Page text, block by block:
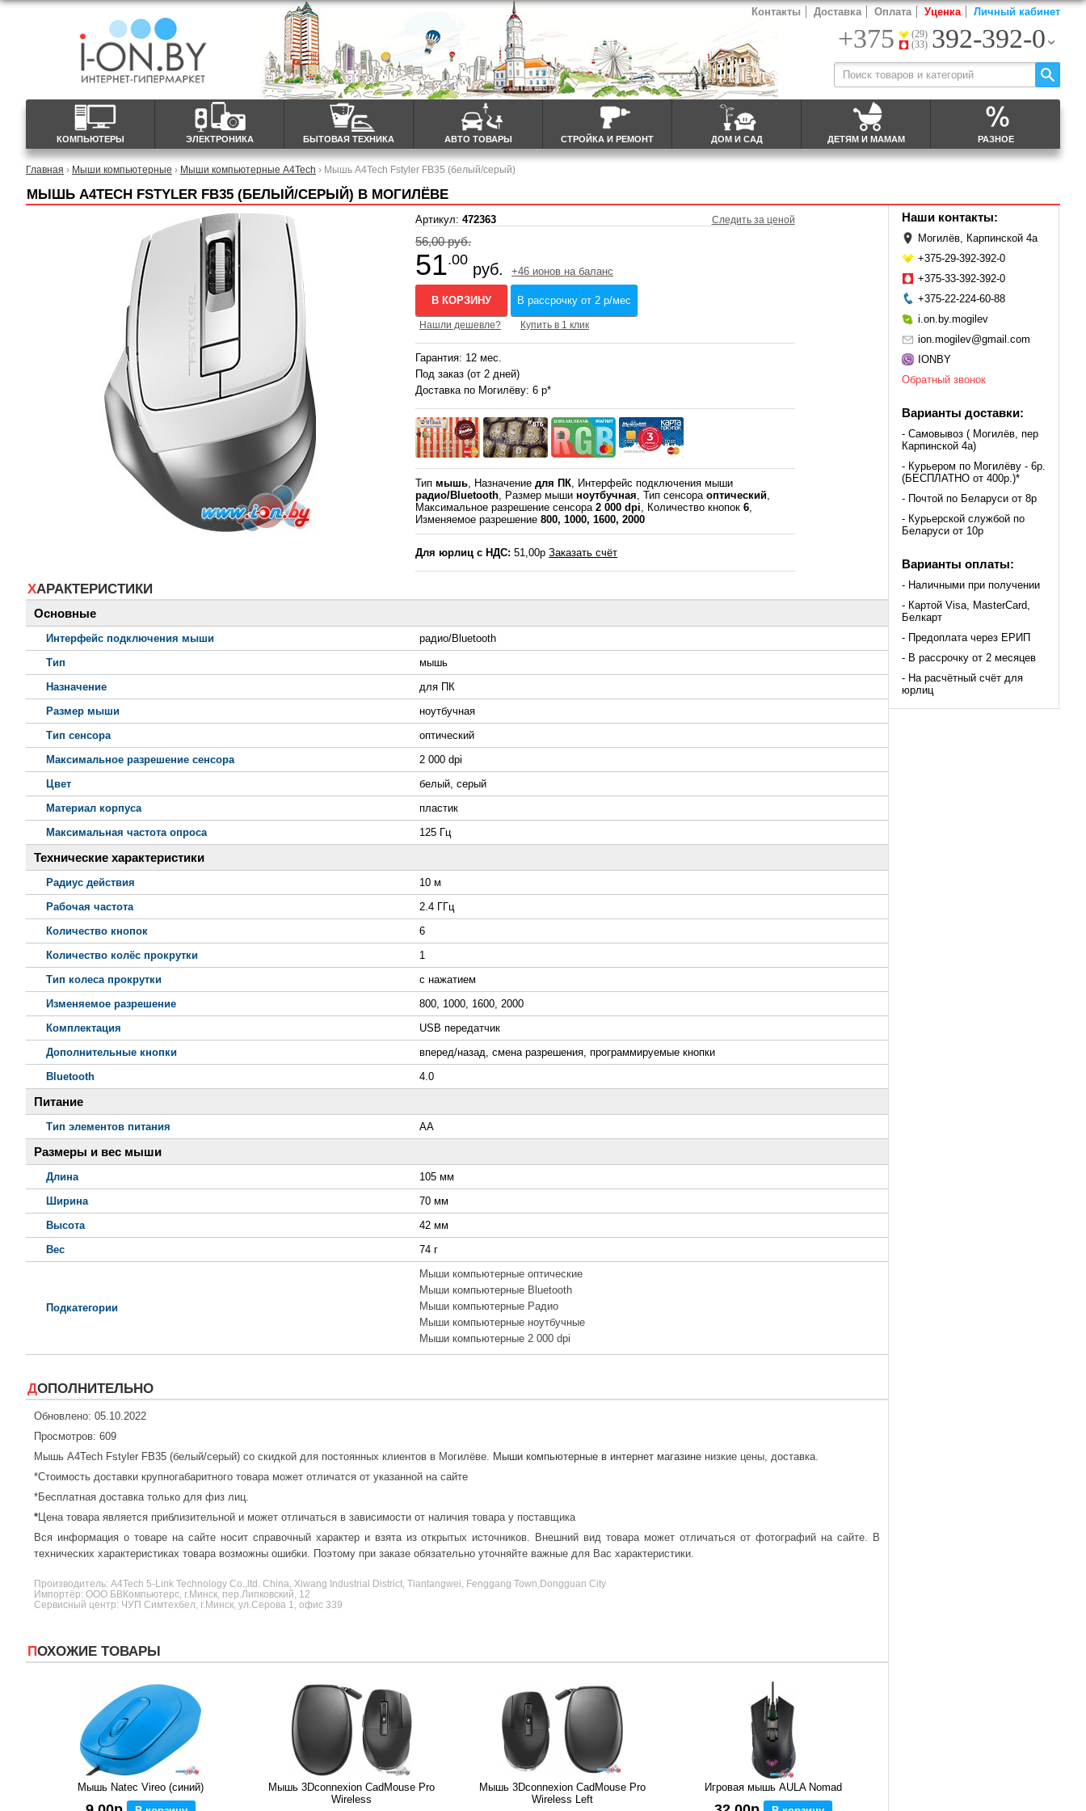
КОМПЬЮТЕРЫ ЭЛЕКТРОНИКА БЫТОВАЯ ТЕХНИКА АВТО ТОВАРЫ СТРОЙКА И РЕМОНТ ДОМ И САД ДЕТЯМ И МАМАМ РАЗНОЕ
Контакты Доставка Оплата Уценка Личный кабинет
+375
(29)
(33) 392-392-0
Главная › Мыши компьютерные › Мыши компьютерные A4Tech › Мышь A4Tech Fstyler FB35 (белый/серый)
МЫШЬ A4TECH FSTYLER FB35 (БЕЛЫЙ/СЕРЫЙ) В МОГИЛЁВЕ
Артикул:472363 Следить за ценой
56,00 руб.
51.00
руб. +46 ионов на баланс
В КОРЗИНУ В рассрочку от 2 р/мес
Нашли дешевле? Купить в 1 клик
Гарантия: 12 мес.
Под заказ (от 2 дней)
Доставка по Могилёву: 6 р*
Типмышь, Назначениедля ПК, Интерфейс подключения мыши
радио/Bluetooth, Размер мышиноутбучная, Тип сенсораоптический,
Максимальное разрешение сенсора2 000 dpi, Количество кнопок6,
Изменяемое разрешение800, 1000, 1600, 2000
Для юрлиц с НДС: 51,00рЗаказать счёт
ХАРАКТЕРИСТИКИ
Основные
Интерфейс подключения мыши
радио/Bluetooth
Тип
мышь
Назначение
для ПК
Размер мыши
ноутбучная
Тип сенсора
оптический
Максимальное разрешение сенсора
2 000 dpi
Цвет
белый, серый
Материал корпуса
пластик
Максимальная частота опроса
125 Гц
Технические характеристики
Радиус действия
10 м
Рабочая частота
2.4 ГГц
Количество кнопок
6
Количество колёс прокрутки
1
Тип колеса прокрутки
с нажатием
Изменяемое разрешение
800, 1000, 1600, 2000
Комплектация
USB передатчик
Дополнительные кнопки
вперед/назад, смена разрешения, программируемые кнопки
Bluetooth
4.0
Питание
Тип элементов питания AA
Размеры и вес мыши
Длина
105 мм
Ширина
70 мм
Высота
42 мм
Вес
74 г
Подкатегории
Мыши компьютерные оптические
Мыши компьютерные Bluetooth
Мыши компьютерные Радио
Мыши компьютерные ноутбучные
Мыши компьютерные 2 000 dpi
ДОПОЛНИТЕЛЬНО
Обновлено: 05.10.2022
Просмотров: 609
Мышь A4Tech Fstyler FB35 (белый/серый) со скидкой для постоянных клиентов в Могилёве. Мыши компьютерные в интернет магазине низкие цены, доставка.
*Стоимость доставки крупногабаритного товара может отличатся от указанной на сайте
*Бесплатная доставка только для физ лиц.
*Цена товара является приблизительной и может отличаться в зависимости от наличия товара у поставщика
Вся информация о товаре на сайте носит справочный характер и взята из открытых источников. Внешний вид товара может отличаться от фотографий на сайте. В
технических характеристиках товара возможны ошибки. Поэтому при заказе обязательно уточняйте важные для Вас характеристики.
Производитель: A4Tech 5-Link Technology Co.,ltd. China, Xiwang Industrial District, Tiantangwei, Fenggang Town,Dongguan City
Импортёр: ООО БВКомпьютерс, г.Минск, пер.Липковский, 12
Сервисный центр: ЧУП Симтехбел, г.Минск, ул.Серова 1, офис 339
ПОХОЖИЕ ТОВАРЫ
Мышь Natec Vireo (синий)
Мышь 3Dconnexion CadMouse Pro
Wireless
Мышь 3Dconnexion CadMouse Pro
Wireless Left
Игровая мышь AULA Nomad
Наши контакты:
Могилёв, Карпинской 4а
+375-29-392-392-0
+375-33-392-392-0
+375-22-224-60-88
i.on.by.mogilev
ion.mogilev@gmail.com
IONBY
Обратный звонок
Варианты доставки:
- Самовывоз ( Могилёв, пер
Карпинской 4а)
- Курьером по Могилёву - 6р.
(БЕСПЛАТНО от 400р.)*
- Почтой по Беларуси от 8р
- Курьерской службой по
Беларуси от 10р
Варианты оплаты:
- Наличными при получении
- Картой Visa, MasterCard,
Белкарт
- Предоплата через ЕРИП
- В рассрочку от 2 месяцев
- На расчётный счёт для
юрлиц